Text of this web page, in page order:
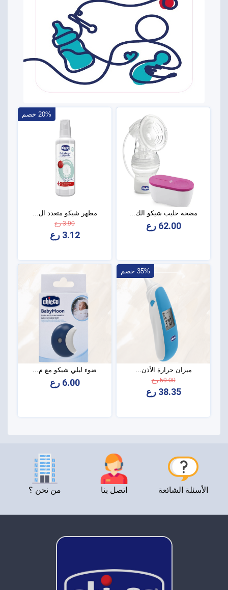
مضخة حليب شيكو الك...
62.00 رع
20% خصم
مطهر شيكو متعدد ال...
3.90 رع
3.12 رع
35% خصم
ميزان حرارة الأذن...
59.00 رع
38.35 رع
ضوء ليلي شيكو مع م...
6.00 رع
من نحن ؟ اتصل بنا الأسئلة الشائعة